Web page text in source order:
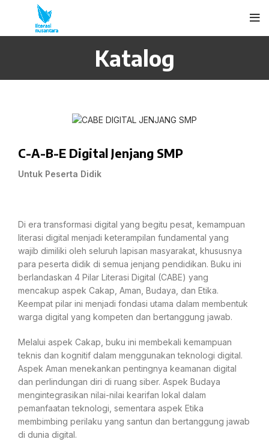
Katalog
C-A-B-E Digital Jenjang SMP
Untuk Peserta Didik
Di era transformasi digital yang begitu pesat, kemampuan
literasi digital menjadi keterampilan fundamental yang
wajib dimiliki oleh seluruh lapisan masyarakat, khususnya
para peserta didik di semua jenjang pendidikan. Buku ini
berlandaskan 4 Pilar Literasi Digital (CABE) yang
mencakup aspek Cakap, Aman, Budaya, dan Etika.
Keempat pilar ini menjadi fondasi utama dalam membentuk
warga digital yang kompeten dan bertanggung jawab.
Melalui aspek Cakap, buku ini membekali kemampuan
teknis dan kognitif dalam menggunakan teknologi digital.
Aspek Aman menekankan pentingnya keamanan digital
dan perlindungan diri di ruang siber. Aspek Budaya
mengintegrasikan nilai-nilai kearifan lokal dalam
pemanfaatan teknologi, sementara aspek Etika
membimbing perilaku yang santun dan bertanggung jawab
di dunia digital.